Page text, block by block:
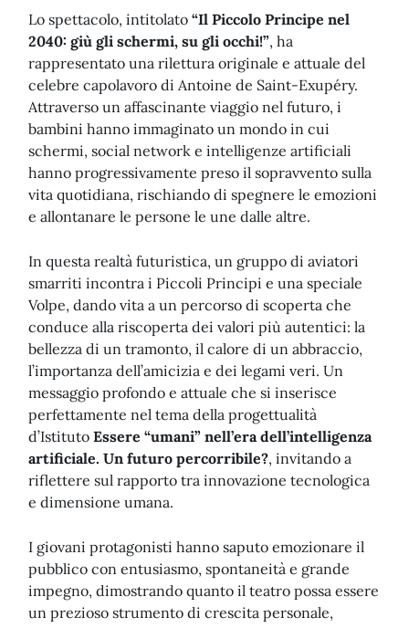
Lo spettacolo, intitolato “Il Piccolo Principe nel
2040: giù gli schermi, su gli occhi!”, ha
rappresentato una rilettura originale e attuale del
celebre capolavoro di Antoine de Saint-Exupéry.
Attraverso un affascinante viaggio nel futuro, i
bambini hanno immaginato un mondo in cui
schermi, social network e intelligenze artificiali
hanno progressivamente preso il sopravvento sulla
vita quotidiana, rischiando di spegnere le emozioni
e allontanare le persone le une dalle altre.
In questa realtà futuristica, un gruppo di aviatori
smarriti incontra i Piccoli Principi e una speciale
Volpe, dando vita a un percorso di scoperta che
conduce alla riscoperta dei valori più autentici: la
bellezza di un tramonto, il calore di un abbraccio,
l’importanza dell’amicizia e dei legami veri. Un
messaggio profondo e attuale che si inserisce
perfettamente nel tema della progettualità
d’Istituto Essere “umani” nell’era dell’intelligenza
artificiale. Un futuro percorribile?, invitando a
riflettere sul rapporto tra innovazione tecnologica
e dimensione umana.
I giovani protagonisti hanno saputo emozionare il
pubblico con entusiasmo, spontaneità e grande
impegno, dimostrando quanto il teatro possa essere
un prezioso strumento di crescita personale,